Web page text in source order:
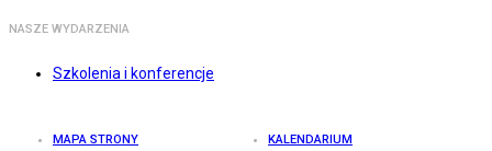
NASZE WYDARZENIA
Szkolenia i konferencje
MAPA STRONY KALENDARIUM